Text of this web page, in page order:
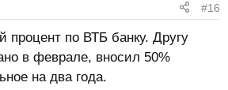
#16
процент по ВТБ банку. Другу
в феврале, вносил 50%
на два года.